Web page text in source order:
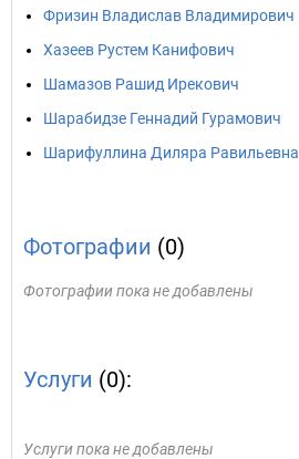
Фризин Владислав Владимирович
Хазеев Рустем Канифович
Шамазов Рашид Ирекович
Шарабидзе Геннадий Гурамович
Шарифуллина Диляра Равильевна
Фотографии (0)
Фотографии пока не добавлены
Услуги (0):
Услуги пока не добавлены